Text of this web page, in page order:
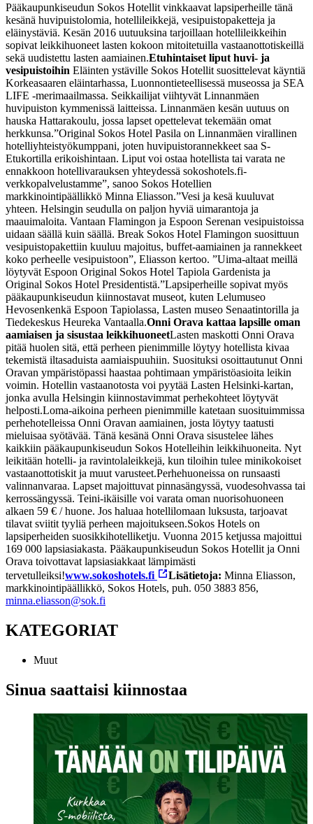
Pääkaupunkiseudun Sokos Hotellit vinkkaavat lapsiperheille tänä
kesänä huvipuistolomia, hotellileikkejä, vesipuistopaketteja ja
eläinystäviä. Kesän 2016 uutuuksina tarjoillaan hotellileikkeihin
sopivat leikkihuoneet lasten kokoon mitoitetuilla vastaanottotiskeillä
sekä uudistettu lasten aamiainen.Etuhintaiset liput huvi- ja
vesipuistoihin Eläinten ystäville Sokos Hotellit suosittelevat käyntiä
Korkeasaaren eläintarhassa, Luonnontieteellisessä museossa ja SEA
LIFE -merimaailmassa. Seikkailijat viihtyvät Linnanmäen
huvipuiston kymmenissä laitteissa. Linnanmäen kesän uutuus on
hauska Hattarakoulu, jossa lapset opettelevat tekemään omat
herkkunsa.”Original Sokos Hotel Pasila on Linnanmäen virallinen
hotelliyhteistyökumppani, joten huvipuistorannekkeet saa S-
Etukortilla erikoishintaan. Liput voi ostaa hotellista tai varata ne
ennakkoon hotellivarauksen yhteydessä sokoshotels.fi-
verkkopalvelustamme”, sanoo Sokos Hotellien
markkinointipäällikkö Minna Eliasson.”Vesi ja kesä kuuluvat
yhteen. Helsingin seudulla on paljon hyviä uimarantoja ja
maauimaloita. Vantaan Flamingon ja Espoon Serenan vesipuistoissa
uidaan säällä kuin säällä. Break Sokos Hotel Flamingon suosittuun
vesipuistopakettiin kuuluu majoitus, buffet-aamiainen ja rannekkeet
koko perheelle vesipuistoon”, Eliasson kertoo. ”Uima-altaat meillä
löytyvät Espoon Original Sokos Hotel Tapiola Gardenista ja
Original Sokos Hotel Presidentistä.”Lapsiperheille sopivat myös
pääkaupunkiseudun kiinnostavat museot, kuten Lelumuseo
Hevosenkenkä Espoon Tapiolassa, Lasten museo Senaatintorilla ja
Tiedekeskus Heureka Vantaalla.Onni Orava kattaa lapsille oman
aamiaisen ja sisustaa leikkihuoneetLasten maskotti Onni Orava
pitää huolen sitä, että perheen pienimmille löytyy hotellista kivaa
tekemistä iltasaduista aamiaispuuhiin. Suosituksi osoittautunut Onni
Oravan ympäristöpassi haastaa pohtimaan ympäristöasioita leikin
voimin. Hotellin vastaanotosta voi pyytää Lasten Helsinki-kartan,
jonka avulla Helsingin kiinnostavimmat perhekohteet löytyvät
helposti.Loma-aikoina perheen pienimmille katetaan suosituimmissa
perhehotelleissa Onni Oravan aamiainen, josta löytyy taatusti
mieluisaa syötävää. Tänä kesänä Onni Orava sisustelee lähes
kaikkiin pääkaupunkiseudun Sokos Hotelleihin leikkihuoneita. Nyt
leikitään hotelli- ja ravintolaleikkejä, kun tiloihin tulee minikokoiset
vastaanottotiskit ja muut varusteet.Perhehuoneissa on runsaasti
valinnanvaraa. Lapset majoittuvat pinnasängyssä, vuodesohvassa tai
kerrossängyssä. Teini-ikäisille voi varata oman nuorisohuoneen
alkaen 59 € / huone. Jos haluaa hotellilomaan luksusta, tarjoavat
tilavat sviitit tyyliä perheen majoitukseen.Sokos Hotels on
lapsiperheiden suosikkihotelliketju. Vuonna 2015 ketjussa majoittui
169 000 lapsiasiakasta. Pääkaupunkiseudun Sokos Hotellit ja Onni
Orava toivottavat lapsiasiakkaat lämpimästi
tervetulleiksi!www.sokoshotels.fi Lisätietoja: Minna Eliasson,
markkinointipäällikkö, Sokos Hotels, puh. 050 3883 856,
minna.eliasson@sok.fi
KATEGORIAT
Muut
Sinua saattaisi kiinnostaa